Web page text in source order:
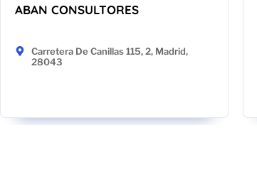
ABAN CONSULTORES
Carretera De Canillas 115, 2, Madrid,
28043